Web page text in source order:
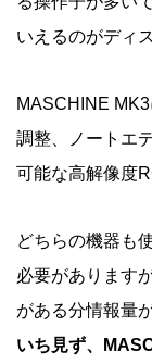
いえるのがディ
MASCHINE
調整、ノートエ
可能な高解像度
どちらの機器も
必要があります
がある分情報量
いち見ず、